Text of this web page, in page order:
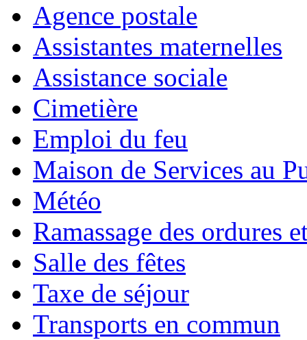
Agence postale
Assistantes maternelles
Assistance sociale
Cimetière
Emploi du feu
Maison de Services au
Météo
Ramassage des ordures
Salle des fêtes
Taxe de séjour
Transports en commun